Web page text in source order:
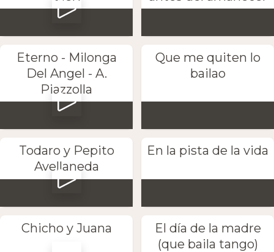
Eterno - Milonga
Del Angel - A.
Piazzolla
Que me quiten lo
bailao
Todaro y Pepito
Avellaneda
En la pista de la vida
Chicho y Juana
El día de la madre
(que baila tango)